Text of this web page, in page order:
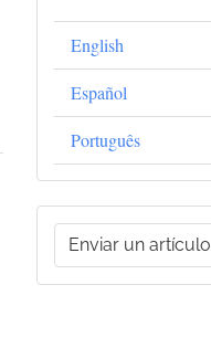
English
Español
Português
Enviar
unEnviar un artículo